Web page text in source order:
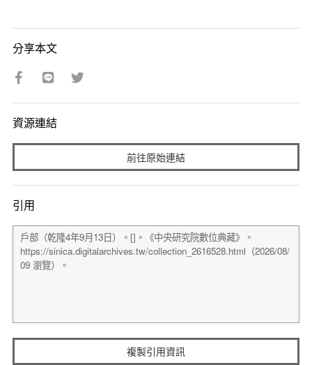
分享本文
資源連結
前往原始連結
引用
複製引用資訊